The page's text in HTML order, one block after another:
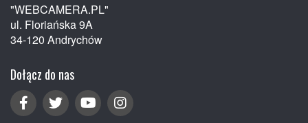
"WEBCAMERA.PL"
ul. Floriańska 9A
34-120 Andrychów
Dołącz do nas